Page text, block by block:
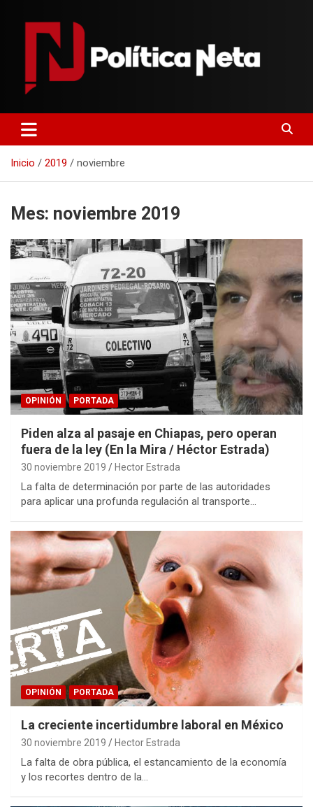
contenido
Politica Neta
Inicio 2019 noviembre
Mes: noviembre 2019
OPINIÓN PORTADA
Piden alza al pasaje en Chiapas, pero operan
fuera de la ley (En la Mira / Héctor Estrada)
30 noviembre 2019 Hector Estrada
La falta de determinación por parte de las autoridades
para aplicar una profunda regulación al transporte…
OPINIÓN PORTADA
La creciente incertidumbre laboral en México
30 noviembre 2019 Hector Estrada
La falta de obra pública, el estancamiento de la economía
y los recortes dentro de la…